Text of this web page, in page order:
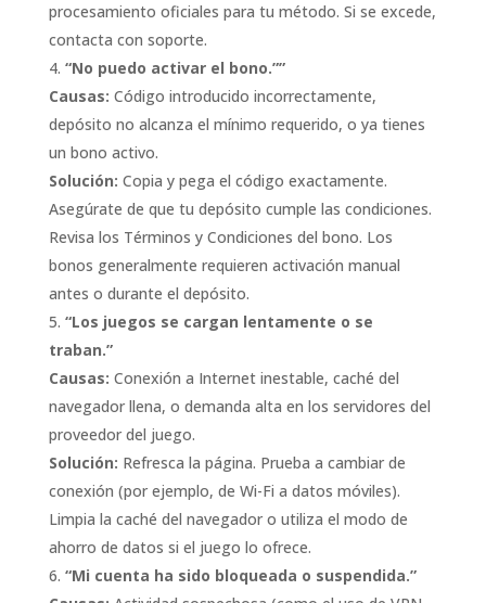
procesamiento oficiales para tu método. Si se excede,
contacta con soporte.
“No puedo activar el bono.””
Causas: Código introducido incorrectamente,
depósito no alcanza el mínimo requerido, o ya tienes
un bono activo.
Solución: Copia y pega el código exactamente.
Asegúrate de que tu depósito cumple las condiciones.
Revisa los Términos y Condiciones del bono. Los
bonos generalmente requieren activación manual
antes o durante el depósito.
“Los juegos se cargan lentamente o se
traban.”
Causas: Conexión a Internet inestable, caché del
navegador llena, o demanda alta en los servidores del
proveedor del juego.
Solución: Refresca la página. Prueba a cambiar de
conexión (por ejemplo, de Wi-Fi a datos móviles).
Limpia la caché del navegador o utiliza el modo de
ahorro de datos si el juego lo ofrece.
“Mi cuenta ha sido bloqueada o suspendida.”